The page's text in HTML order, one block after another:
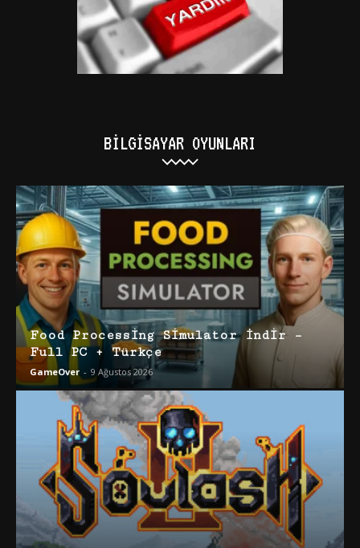
BILGISAYAR OYUNLARI
Food Processing Simulator İndir –
Full PC + Türkçe
GameOver - 9 Ağustos 2026